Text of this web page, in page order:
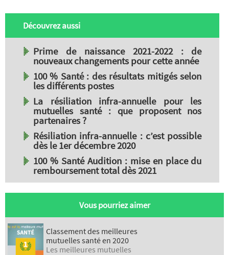
Découvrez aussi
Prime de naissance 2021-2022 : de
nouveaux changements pour cette année
100 % Santé : des résultats mitigés selon
les différents postes
La résiliation infra-annuelle pour les
mutuelles santé : que proposent nos
partenaires ?
Résiliation infra-annuelle : c’est possible
dès le 1er décembre 2020
100 % Santé Audition : mise en place du
remboursement total dès 2021
Vous pourriez aimer
Classement des meilleures
mutuelles santé en 2020
Les meilleures mutuelles